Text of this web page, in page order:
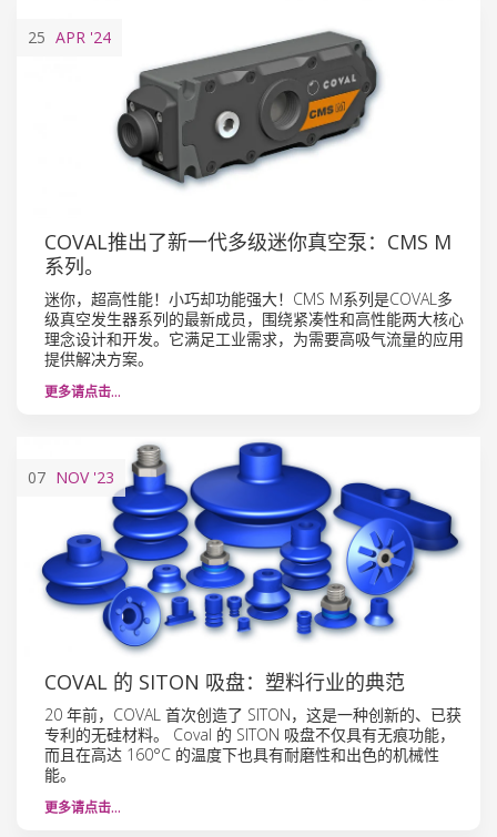
25 APR '24
COVAL推出了新一代多级迷你真空泵：CMS M
系列。
迷你，超高性能！小巧却功能强大！CMS M系列是COVAL多
级真空发生器系列的最新成员，围绕紧凑性和高性能两大核心
理念设计和开发。它满足工业需求，为需要高吸气流量的应用
提供解决方案。
更多请点击…
07 NOV'23
COVAL 的 SITON 吸盘：塑料行业的典范
20 年前，COVAL 首次创造了 SITON，这是一种创新的、已获
专利的无硅材料。 Coval 的 SITON 吸盘不仅具有无痕功能，
而且在高达 160°C 的温度下也具有耐磨性和出色的机械性
能。
更多请点击…